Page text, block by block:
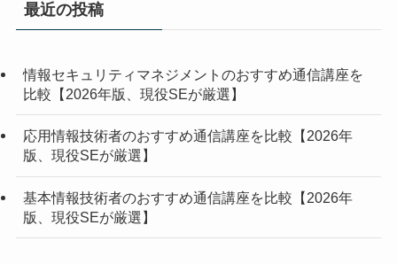
最近の投稿
情報セキュリティマネジメントのおすすめ通信講座を
比較【2026年版、現役SEが厳選】
応用情報技術者のおすすめ通信講座を比較【2026年
版、現役SEが厳選】
基本情報技術者のおすすめ通信講座を比較【2026年
版、現役SEが厳選】